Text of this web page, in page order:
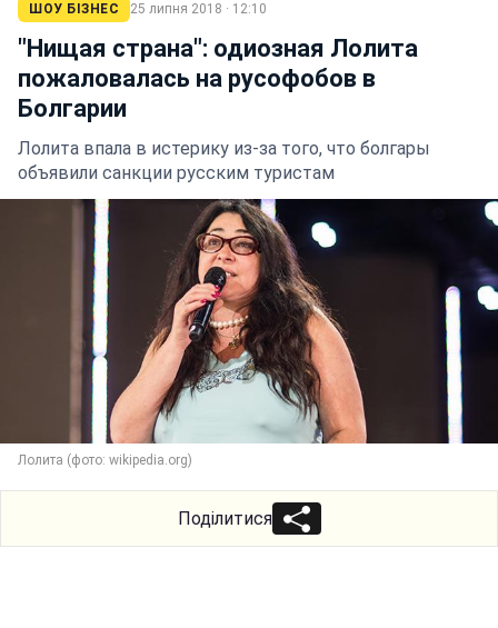
ШОУ БІЗНЕС 25 липня 2018 · 12:10
"Нищая страна": одиозная Лолита
пожаловалась на русофобов в
Болгарии
Лолита впала в истерику из-за того, что болгары
объявили санкции русским туристам
Лолита (фото: wikipedia.org)
Поділитися